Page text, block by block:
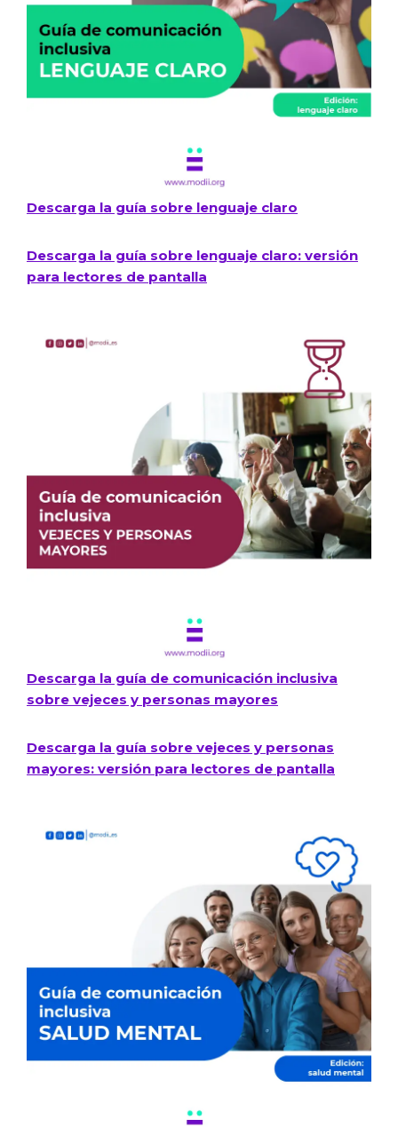
Descarga la guía sobre lenguaje claro​
Descarga la guía sobre lenguaje claro: versión
para lectores de pantalla
Descarga la guía de comunicación inclusiva
sobre vejeces y personas mayores
Descarga la guía sobre vejeces y personas
mayores: versión para lectores de pantalla